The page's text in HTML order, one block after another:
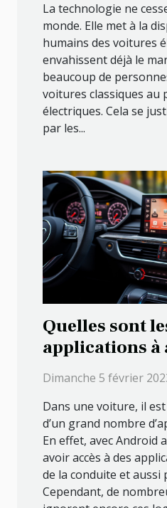
La technologie ne
monde. Elle met à la
humains des voitures
envahissent déjà le
beaucoup de
voitures classiques au
électriques. Cela se
par les...
Quelles sont
applications à
Android Auto
Dimanche 5 février
Dans une voiture, il
d’un grand nombre
En effet, avec Android
avoir accès à des
de la conduite et aussi
Cependant, de